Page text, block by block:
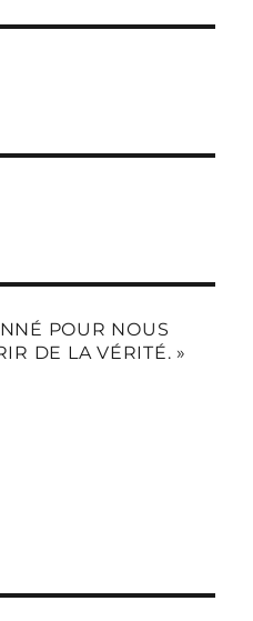
POUR NOUS
DE LA VÉRITÉ. »